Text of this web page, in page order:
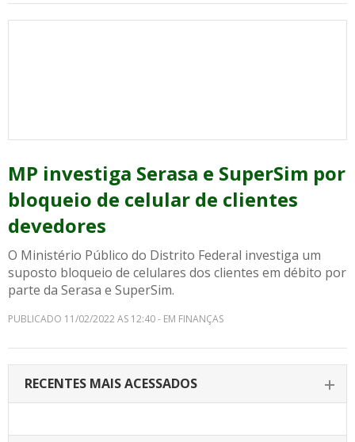
MP investiga Serasa e SuperSim por
bloqueio de celular de clientes
devedores
O Ministério Público do Distrito Federal investiga um
suposto bloqueio de celulares dos clientes em débito por
parte da Serasa e SuperSim.
PUBLICADO 11/02/2022 AS 12:40 - EM FINANÇAS
RECENTES MAIS ACESSADOS